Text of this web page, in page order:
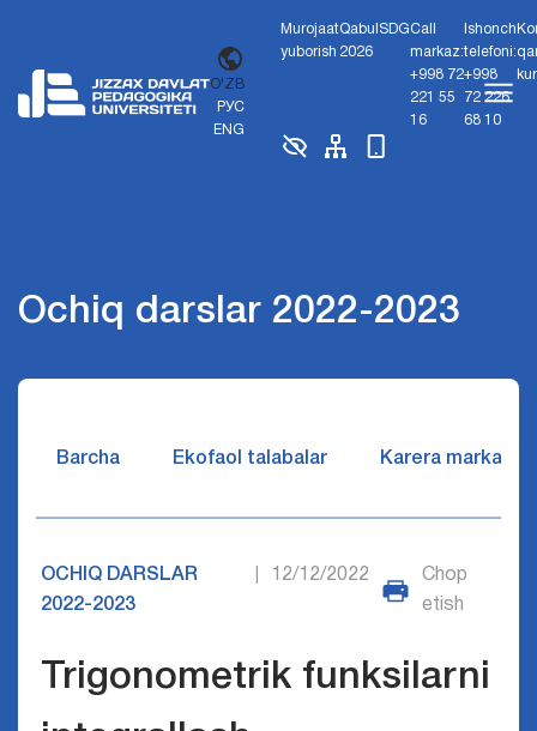
O'ZB
РУС
ENG
Murojaat
yuborish
Qabul
2026
SDGCall
markaz:
+998 72
221 55
16
Ishonch
telefoni:
+998
72 226
68 10
Ochiq darslar 2022-2023
Barcha Ekofaol talabalar Karera markazi
OCHIQ DARSLAR
2022-2023
12/12/2022
Chop
etish
Trigonometrik funksilarni